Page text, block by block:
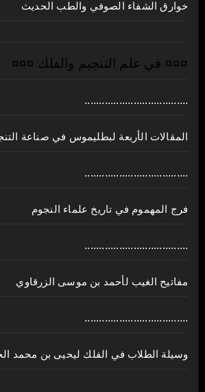
خوارق الشفاء الصوفي والطب الحديث
¤¤¤ في علم التنجيم والفلك ¤¤¤
....................................
المقالات الأربعة لبطليموس في صناعة
....................................
فرج المهموم في تاريخ علماء النجوم
....................................
مفاتيح الغيب لأحمد بن موسى الزرقاوي
....................................
وسيلة الطلاب في الفلك ليحيى بن محمد